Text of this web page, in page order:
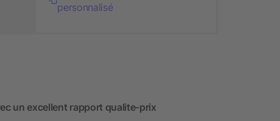
personnalisé
un excellent rapport qualite-prix